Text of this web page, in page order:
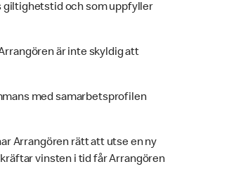
giltighetstid och som uppfyller
är inte skyldig att
med samarbetsprofilen
Arrangören rätt att utse en ny
vinsten i tid får Arrangören